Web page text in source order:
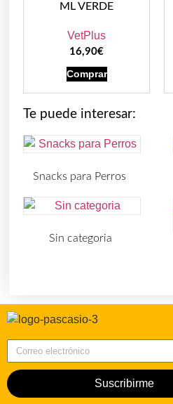
ML VERDE
VetPlus
16,90€
Comprar
Te puede interesar:
Snacks para Perros
Sin categoria
Suscribirme